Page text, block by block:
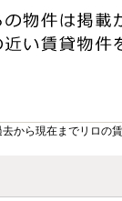
から現在までリロの